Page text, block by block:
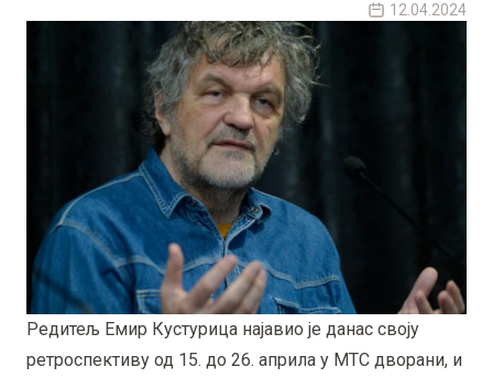
12.04.2024
Редитељ Емир Кустурица најавио је данас своју
ретроспективу од 15. до 26. априла у МТС дворани, и